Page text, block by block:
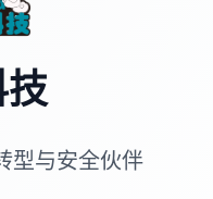
型与安全伙伴